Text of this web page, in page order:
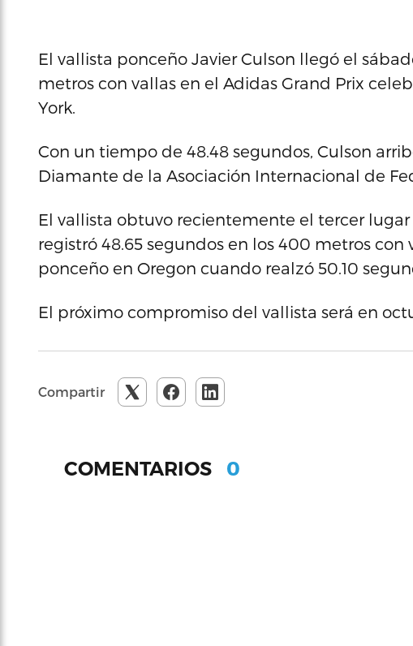
El vallista ponceño Javier Culson llegó el
metros con vallas en el Adidas Grand Prix
York.
Con un tiempo de 48.48 segundos, Culson
Diamante de la Asociación Internacional de
El vallista obtuvo recientemente el tercer
registró 48.65 segundos en los 400 metros con
ponceño en Oregon cuando realzó 50.10
El próximo compromiso del vallista será en
Compartir
COMENTARIOS 0